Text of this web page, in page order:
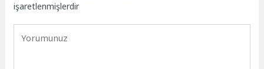
işaretlenmişlerdir